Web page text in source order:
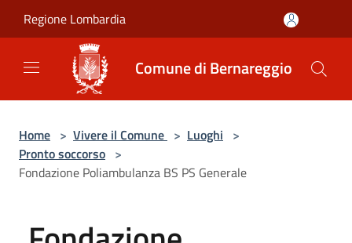
Regione Lombardia
Comune di Bernareggio
Home > Vivere il Comune > Luoghi >
Pronto soccorso >
Fondazione Poliambulanza BS PS Generale